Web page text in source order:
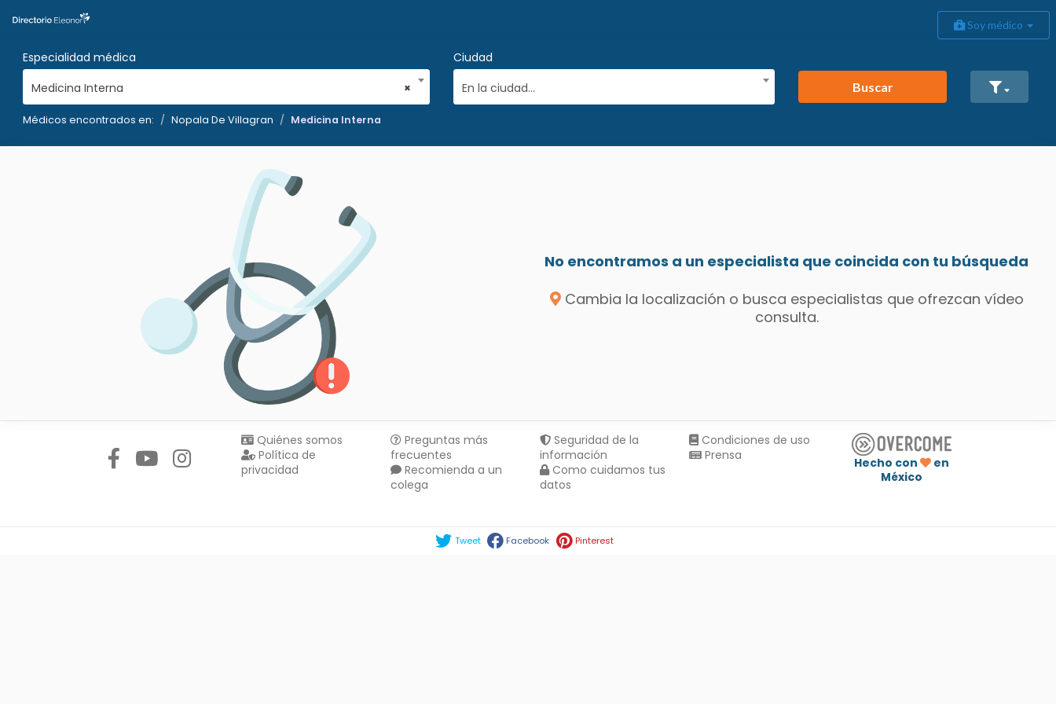
Soy médico
Especialidad médica
×
Medicina Interna
Ciudad
En la ciudad...
Buscar
Médicos encontrados en: Nopala De Villagran Medicina Interna
No encontramos a un especialista que coincida con tu búsqueda
Cambia la localización o busca especialistas que ofrezcan vídeo
consulta.
Quiénes somos
Política de
privacidad
Preguntas más
frecuentes
Recomienda a un
colega
Seguridad de la
información
Como cuidamos tus
datos
Condiciones de uso
Prensa
Hecho con
en
México
Tweet Facebook Pinterest